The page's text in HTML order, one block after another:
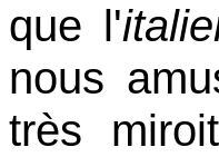
que l'
nous
très